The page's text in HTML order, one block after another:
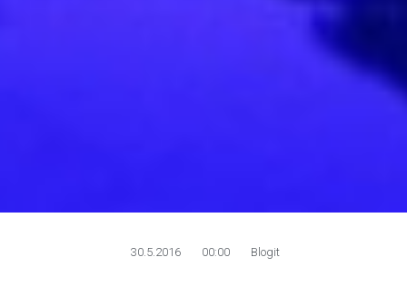
30.5.2016 00:00 Blogit